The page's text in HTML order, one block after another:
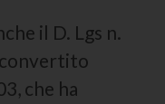
il D. Lgs n.
convertito
che ha